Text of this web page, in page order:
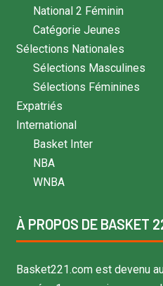
National 2 Féminin
Catégorie Jeunes
Sélections Nationales
Sélections Masculines
Sélections Féminines
Expatriés
International
Basket Inter
NBA
WNBA
À PROPOS DE BASKET
Basket221.com est devenu